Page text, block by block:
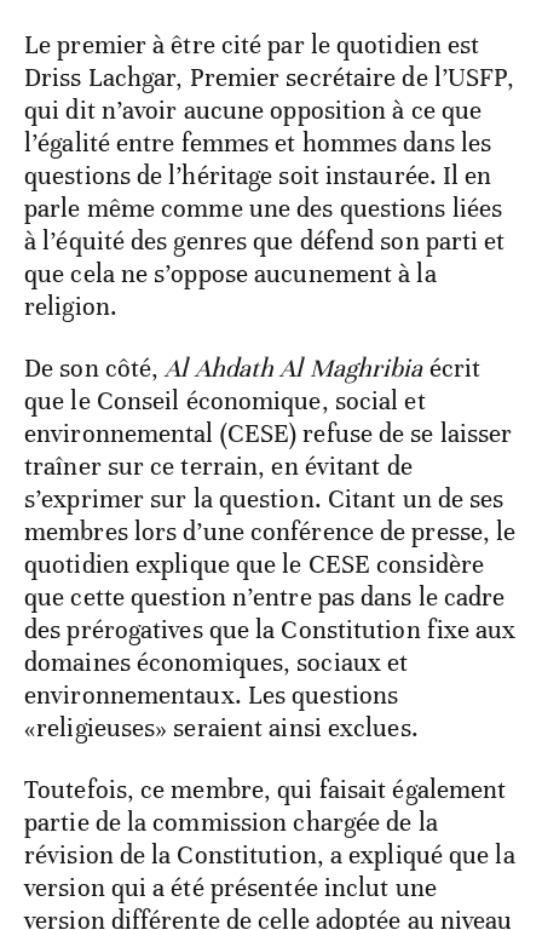
Le premier à être cité par le quotidien est
Driss Lachgar, Premier secrétaire de l’USFP,
qui dit n’avoir aucune opposition à ce que
l’égalité entre femmes et hommes dans les
questions de l’héritage soit instaurée. Il en
parle même comme une des questions liées
à l’équité des genres que défend son parti et
que cela ne s’oppose aucunement à la
religion.
De son côté,Al Ahdath Al Maghribiaécrit
que le Conseil économique, social et
environnemental (CESE) refuse de se laisser
traîner sur ce terrain, en évitant de
s’exprimer sur la question. Citant un de ses
membres lors d’une conférence de presse, le
quotidien explique que le CESE considère
que cette question n’entre pas dans le cadre
des prérogatives que la Constitution fixe aux
domaines économiques, sociaux et
environnementaux. Les questions
«religieuses» seraient ainsi exclues.
Toutefois, ce membre, qui faisait également
partie de la commission chargée de la
révision de la Constitution, a expliqué que la
version qui a été présentée inclut une
version différente de celle adoptée au niveau